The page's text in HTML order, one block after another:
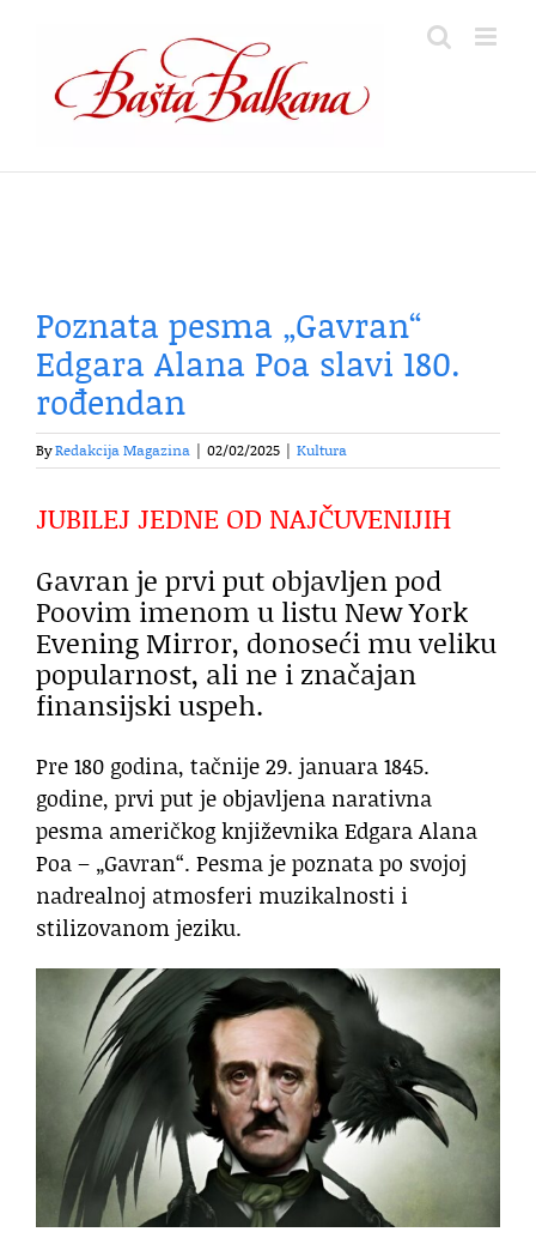
content
Poznata pesma „Gavran“
Edgara Alana Poa slavi 180.
rođendan
ByRedakcija Magazina 02/02/2025 Kultura
JUBILEJ JEDNE OD NAJČUVENIJIH
Gavran je prvi put objavljen pod
Poovim imenom u listu New York
Evening Mirror, donoseći mu veliku
popularnost, ali ne i značajan
finansijski uspeh.
Pre 180 godina, tačnije 29. januara 1845.
godine, prvi put je objavljena narativna
pesma američkog književnika Edgara Alana
Poa – „Gavran“. Pesma je poznata po svojoj
nadrealnoj atmosferi muzikalnosti i
stilizovanom jeziku.